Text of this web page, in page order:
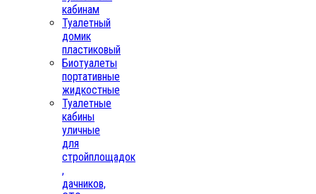
кабинам
Туалетный
домик
пластиковый
Биотуалеты
портативные
жидкостные
Туалетные
кабины
уличные
для
стройплощадок
,
дачников,